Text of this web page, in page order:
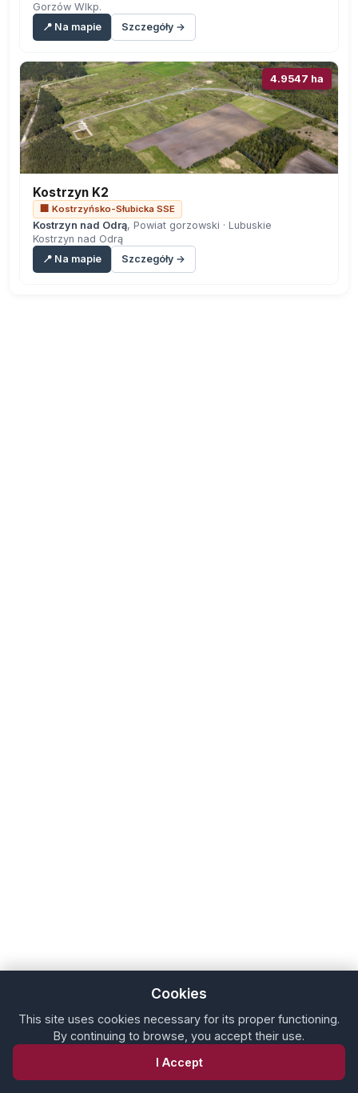
Gorzów Wlkp.
📍 Na mapie
Szczegóły →
4.9547 ha
Kostrzyn K2
🏢 Kostrzyńsko-Słubicka SSE
Kostrzyn nad Odrą, Powiat gorzowski · Lubuskie
Kostrzyn nad Odrą
📍 Na mapie
Szczegóły →
Cookies
This site uses cookies necessary for its proper functioning.
By continuing to browse, you accept their use.
I Accept